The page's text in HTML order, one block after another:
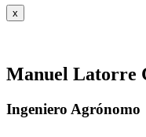
x
Manuel Latorre
Ingeniero Agrónomo